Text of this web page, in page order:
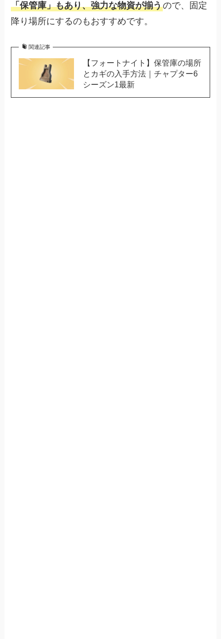
「保管庫」もあり、強力な物資が揃うので、固定
降り場所にするのもおすすめです。
関連記事
【フォートナイト】保管庫の場所
とカギの入手方法｜チャプター6
シーズン1最新